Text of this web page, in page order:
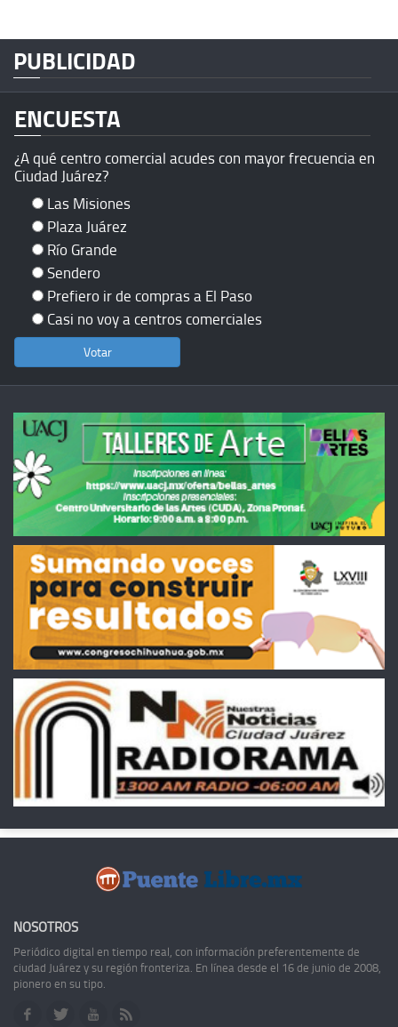
PUBLICIDAD
ENCUESTA
¿A qué centro comercial acudes con mayor frecuencia en
Ciudad Juárez?
Las Misiones
Plaza Juárez
Río Grande
Sendero
Prefiero ir de compras a El Paso
Casi no voy a centros comerciales
NOSOTROS
Periódico digital en tiempo real, con información preferentemente de
ciudad Juárez y su región fronteriza. En línea desde el 16 de junio de 2008,
pionero en su tipo.